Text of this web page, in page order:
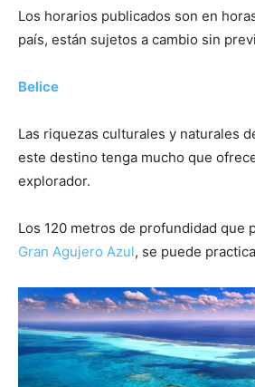
Los horarios publicados son en
país, están sujetos a cambio sin
Belice
Las riquezas culturales y naturales
este destino tenga mucho que
explorador.
Los 120 metros de profundidad que
Gran Agujero Azul, se puede